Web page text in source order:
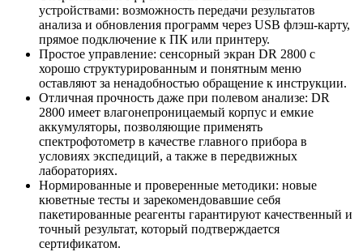
устройствами: возможность передачи результатов
анализа и обновления программ через USB флэш-карту,
прямое подключение к ПК или принтеру.
Простое управление: сенсорный экран DR 2800 с
хорошо структурированным и понятным меню
оставляют за ненадобностью обращение к инструкции.
Отличная прочность даже при полевом анализе: DR
2800 имеет влагонепроницаемый корпус и емкие
аккумуляторы, позволяющие применять
спектрофотометр в качестве главного прибора в
условиях экспедиций, а также в передвижных
лабораториях.
Нормированные и проверенные методики: новые
кюветные тесты и зарекомендовавшие себя
пакетированные реагенты гарантируют качественный и
точный результат, который подтверждается
сертификатом.